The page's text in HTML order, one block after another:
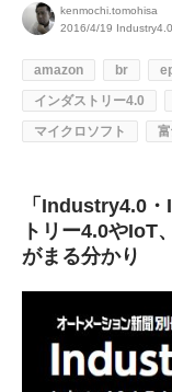
kenmochi.tomohisa
2016/4/19
amazon br
インダストリー4.0
マイクロソフト
「Industry4.0
トリー4.0やIoT
がまる分かり